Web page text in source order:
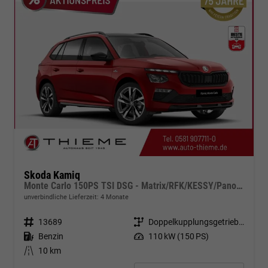
Skoda Kamiq
Monte Carlo 150PS TSI DSG - Matrix/RFK/KESSY/Pano/PDC
unverbindliche Lieferzeit: 4 Monate
Fahrzeugnr. 13689 Getriebe
Doppelkupplungsgetriebe (DSG)
Kraftstoff Benzin Leistung 110 kW (150 PS)
Kilometerstand
10 km